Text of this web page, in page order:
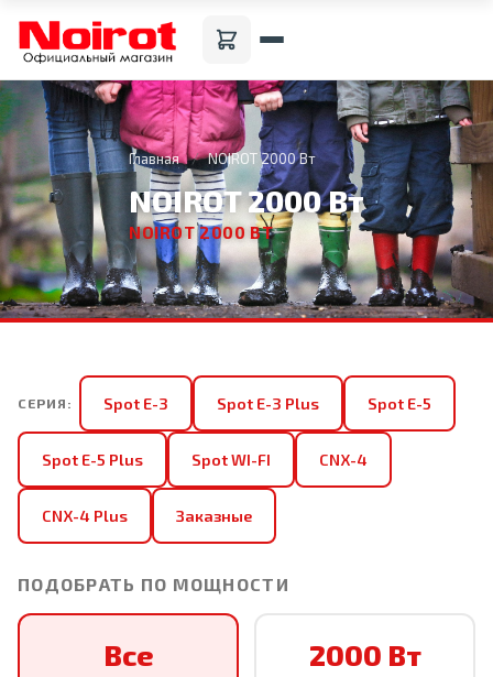
Главная NOIROT 2000 Вт
NOIROT 2000 Вт
NOIROT 2000 ВТ
СЕРИЯ: Spot E-3 Spot E-3 Plus Spot E-5
Spot E-5 Plus Spot WI-FI CNX-4
CNX-4 Plus Заказные
ПОДОБРАТЬ ПО МОЩНОСТИ
Все 2000 Вт